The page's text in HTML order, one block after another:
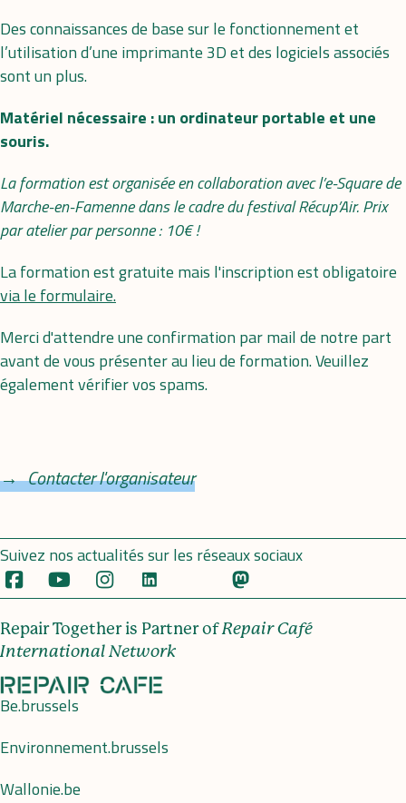
Des connaissances de base sur le fonctionnement et
l’utilisation d’une imprimante 3D et des logiciels associés
sont un plus.
Matériel nécessaire : un ordinateur portable et une
souris.
La formation est organisée en collaboration avec l’e-Square de
Marche-en-Famenne dans le cadre du festival Récup’Air. Prix
par atelier par personne : 10€ !
La formation est gratuite mais l'inscription est obligatoire
via le formulaire.
Merci d'attendre une confirmation par mail de notre part
avant de vous présenter au lieu de formation. Veuillez
également vérifier vos spams.
Contacter l'organisateur
Suivez nos actualités sur les réseaux sociaux
Repair Together is Partner ofRepair Café
International Network
Be.brussels
Environnement.brussels
Wallonie.be